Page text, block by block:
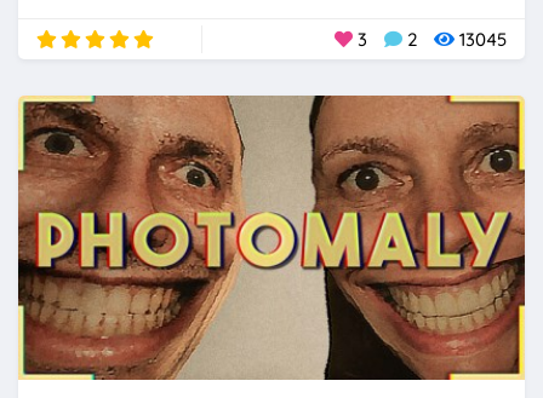
3 2 13045